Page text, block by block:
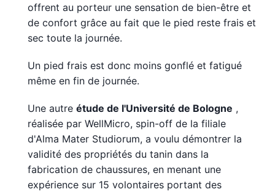
offrent au porteur une sensation de bien-être et
de confort grâce au fait que le pied reste frais et
sec toute la journée.
Un pied frais est donc moins gonflé et fatigué
même en fin de journée.
Une autre étude de l'Université de Bologne ,
réalisée par WellMicro, spin-off de la filiale
d'Alma Mater Studiorum, a voulu démontrer la
validité des propriétés du tanin dans la
fabrication de chaussures, en menant une
expérience sur 15 volontaires portant des